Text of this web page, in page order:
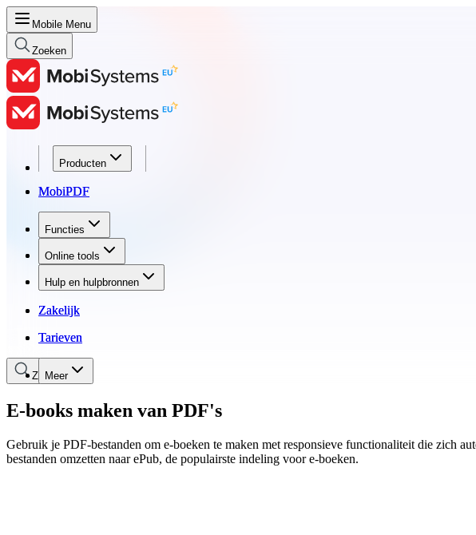
Mobile Menu
Zoeken
Producten
MobiPDF
Functies
Online tools
Hulp en hulpbronnen
Zakelijk
Tarieven
Meer
Producten
MobiPDF
Functies
Online tools
Hulp en hulpbronnen
Zakelijk
Tarieven
Zoeken
E-books maken van PDF's
Gebruik je PDF-bestanden om e-boeken te maken met responsieve functionaliteit die zich
bestanden omzetten naar ePub, de populairste indeling voor e-boeken.